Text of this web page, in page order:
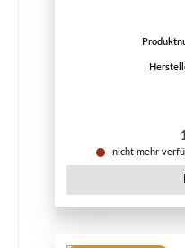
nicht mehr